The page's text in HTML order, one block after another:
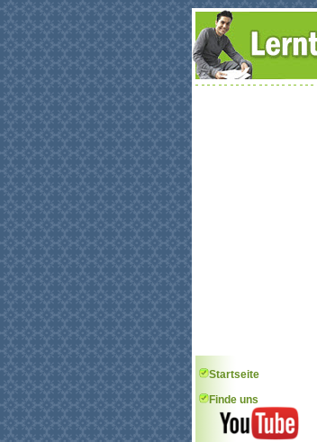
Startseite
Finde uns